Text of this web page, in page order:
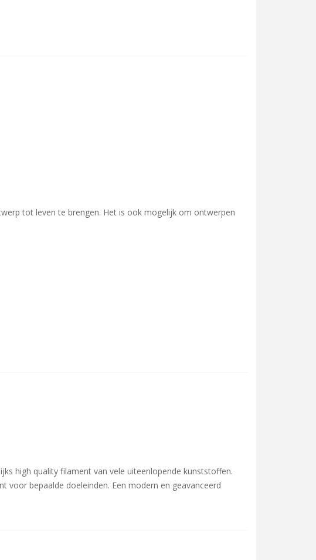
tot leven te brengen. Het is ook mogelijk om ontwerpen
high quality filament van vele uiteenlopende kunststoffen.
voor bepaalde doeleinden. Een modern en geavanceerd